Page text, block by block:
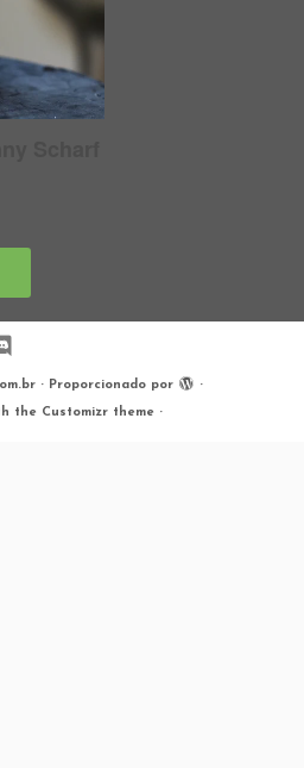
· Proporcionado por ·
the Customizr theme ·